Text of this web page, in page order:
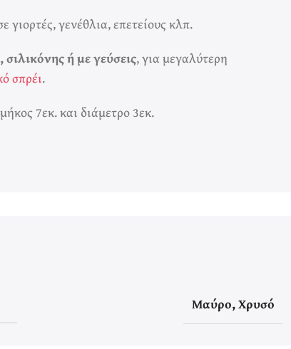
γενέθλια, επετείους κλπ.
ή με γεύσεις, για μεγαλύτερη
σπρέι.
7εκ. και διάμετρο 3εκ.
Μαύρο,Χρυσό